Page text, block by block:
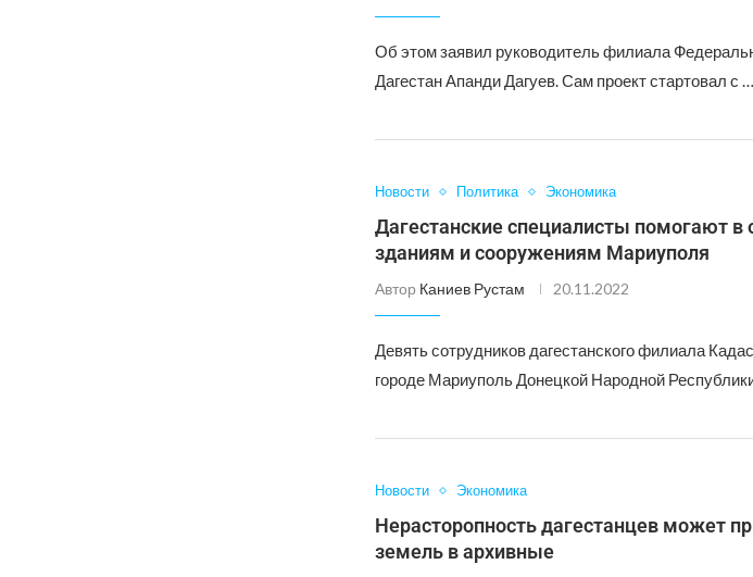
Об этом заявил руководитель филиала
Дагестан Апанди Дагуев. Сам проект стартовал с …
Новости Политика Экономика
Дагестанские специалисты помогают в
зданиям и сооружениям Мариуполя
Автор Каниев Рустам 20.11.2022
Девять сотрудников дагестанского филиала
городе Мариуполь Донецкой Народной
Новости Экономика
Нерасторопность дагестанцев может
земель в архивные